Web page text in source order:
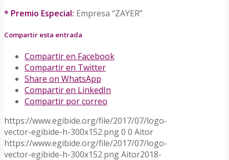
* Premio Especial: Empresa “ZAYER”
Compartir esta entrada
Compartir en Facebook
Compartir en Twitter
Share on WhatsApp
Compartir en LinkedIn
Compartir por correo
https://www.egibide.org/file/2017/07/logo-
vector-egibide-h-300x152.png0 0 Aitor
https://www.egibide.org/file/2017/07/logo-
vector-egibide-h-300x152.pngAitor2018-